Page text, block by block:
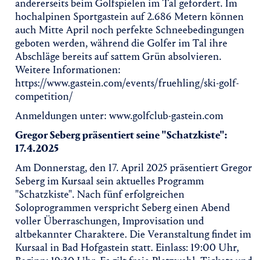
andererseits beim Golfspielen im Tal gefordert. Im
hochalpinen Sportgastein auf 2.686 Metern können
auch Mitte April noch perfekte Schneebedingungen
geboten werden, während die Golfer im Tal ihre
Abschläge bereits auf sattem Grün absolvieren.
Weitere Informationen:
https://www.gastein.com/events/fruehling/ski-golf-
competition/
Anmeldungen unter: www.golfclub-gastein.com
Gregor Seberg präsentiert seine "Schatzkiste":
17.4.2025
Am Donnerstag, den 17. April 2025 präsentiert Gregor
Seberg im Kursaal sein aktuelles Programm
"Schatzkiste". Nach fünf erfolgreichen
Soloprogrammen verspricht Seberg einen Abend
voller Überraschungen, Improvisation und
altbekannter Charaktere. Die Veranstaltung findet im
Kursaal in Bad Hofgastein statt. Einlass: 19:00 Uhr,